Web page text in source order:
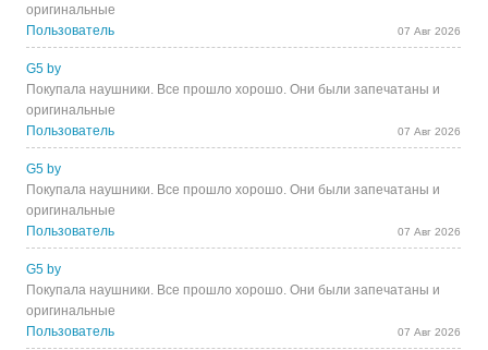
оригинальные
Пользователь
07 Авг 2026
G5 by
Покупала наушники. Все прошло хорошо. Они были запечатаны и
оригинальные
Пользователь
07 Авг 2026
G5 by
Покупала наушники. Все прошло хорошо. Они были запечатаны и
оригинальные
Пользователь
07 Авг 2026
G5 by
Покупала наушники. Все прошло хорошо. Они были запечатаны и
оригинальные
Пользователь
07 Авг 2026